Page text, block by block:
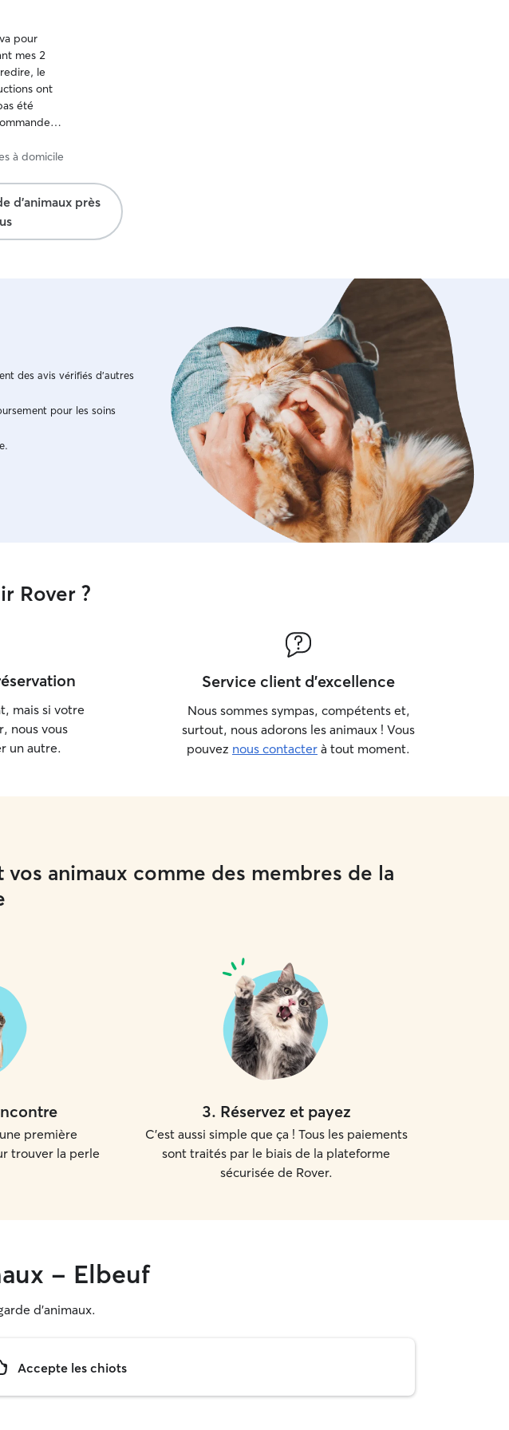
de
un
objectif
avec
pour
mes 2
le
ont
été
à domicile
d'animaux près
des avis vérifiés d'autres
pour les soins
Rover ?
mais si votre
nous vous
un autre.
Service client d'excellence
Nous sommes sympas, compétents et,
surtout, nous adorons les animaux ! Vous
pouvez nous contacter à tout moment.
animaux comme des membres de la
première
trouver la perle
3. Réservez et payez
C'est aussi simple que ça ! Tous les paiements
sont traités par le biais de la plateforme
sécurisée de Rover.
- Elbeuf
d'animaux.
Accepte les chiots